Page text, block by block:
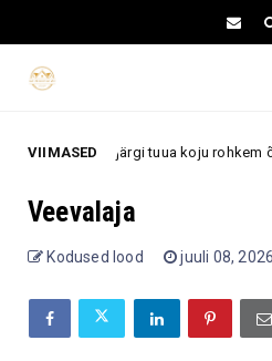
VIIMASED
feng shui järgi tuua koju rohkem
Veevalaja
Kodused lood juuli 08, 2026